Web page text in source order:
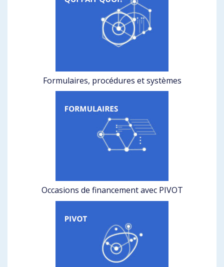
Formulaires, procédures et systèmes
Occasions de financement avec PIVOT